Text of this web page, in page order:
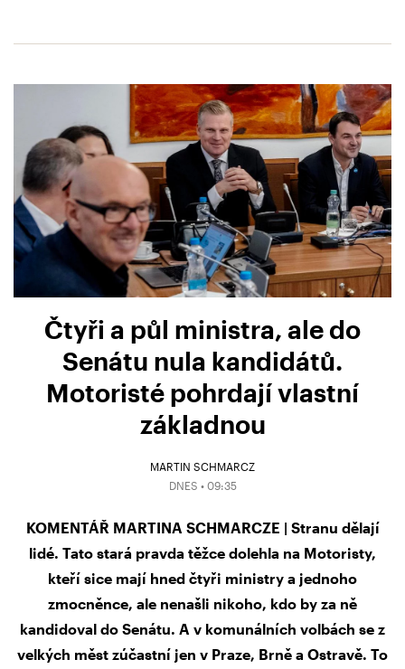
Čtyři a půl ministra, ale do
Senátu nula kandidátů.
Motoristé pohrdají vlastní
základnou
MARTIN SCHMARCZ
DNES • 09:35
KOMENTÁŘ MARTINA SCHMARCZE | Stranu dělají
lidé. Tato stará pravda těžce dolehla na Motoristy,
kteří sice mají hned čtyři ministry a jednoho
zmocněnce, ale nenašli nikoho, kdo by za ně
kandidoval do Senátu. A v komunálních volbách se z
velkých měst zúčastní jen v Praze, Brně a Ostravě. To